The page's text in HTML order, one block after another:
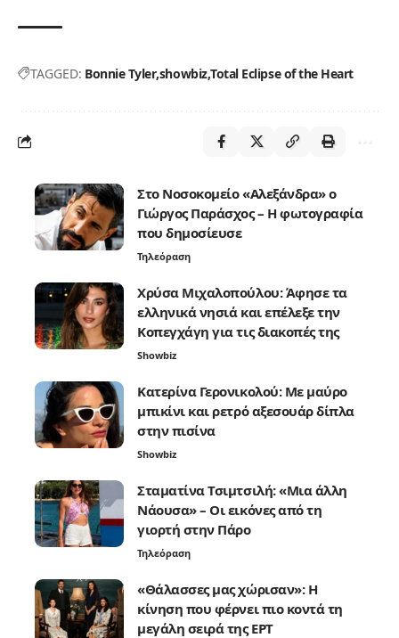
TAGGED: Bonnie TylershowbizTotal Eclipse of the Heart
Στο Νοσοκομείο «Αλεξάνδρα» ο
Γιώργος Παράσχος – Η φωτογραφία
που δημοσίευσε
Τηλεόραση
Χρύσα Μιχαλοπούλου: Άφησε τα
ελληνικά νησιά και επέλεξε την
Κοπεγχάγη για τις διακοπές της
Showbiz
Κατερίνα Γερονικολού: Με μαύρο
μπικίνι και ρετρό αξεσουάρ δίπλα
στην πισίνα
Showbiz
Σταματίνα Τσιμτσιλή: «Μια άλλη
Νάουσα» – Οι εικόνες από τη
γιορτή στην Πάρο
Τηλεόραση
«Θάλασσες μας χώρισαν»: Η
κίνηση που φέρνει πιο κοντά τη
μεγάλη σειρά της ΕΡΤ